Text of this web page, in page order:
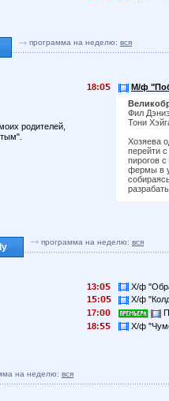
программа на неделю: вся
родителей,
18:
М/ф
Фил
Тони
Хозяева
перейти
пирогов
фермы в
программа на неделю: вся
13:
Х/ф
1
:
Х/ф
17:
18:
Х/ф
на неделю: вся